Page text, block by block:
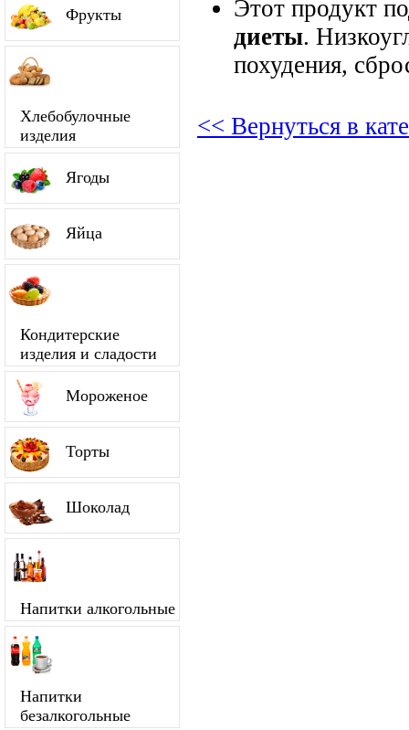
Фрукты
Хлебобулочные
изделия
Ягоды
Яйца
Кондитерские
изделия и сладости
Мороженое
Торты
Шоколад
Напитки алкогольные
Напитки
безалкогольные
Этот продукт
диеты.
похудения,
<< Вернуться в